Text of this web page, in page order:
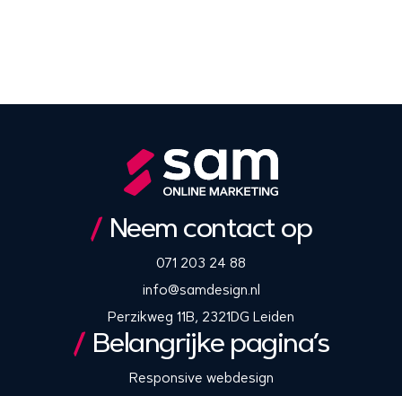
Neem contact op
071 203 24 88
info@samdesign.nl
Perzikweg 11B, 2321DG Leiden
Belangrijke pagina’s
Responsive webdesign